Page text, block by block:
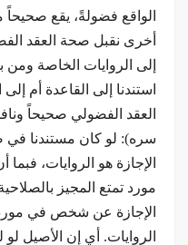
الواقع فضولةً، يقع صحيحاً
أخرى نقبل صحة العقد
إلى الروايات الخاصة
استندنا إلى القاعدة أم
العقد الفضولي صحيحاً
سره): لو كان مستندنا في
الإجازة هو الروايات،
مورد تمتع المجيز
الإجازة عن شخص في
الروايات. أي إن الأصيل لو